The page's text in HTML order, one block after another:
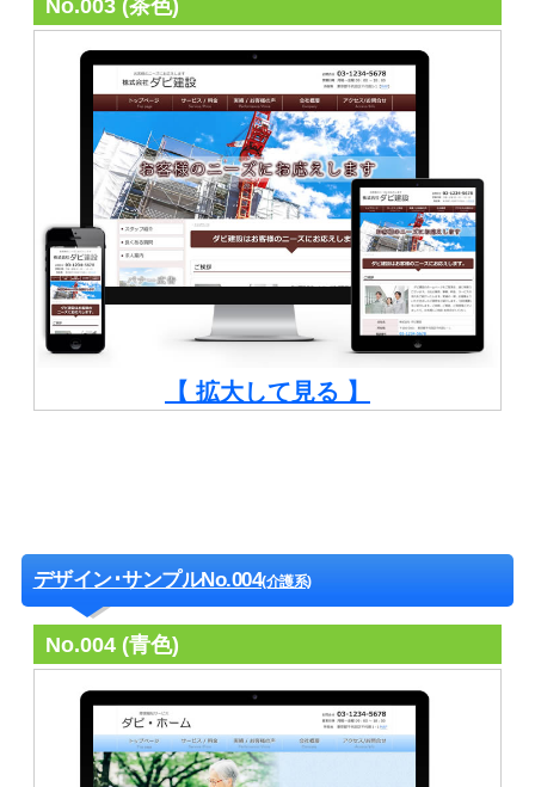
No.003 (茶色)
【 拡大して見る 】
デザイン･サンプルNo.004(介護系)
No.004 (青色)